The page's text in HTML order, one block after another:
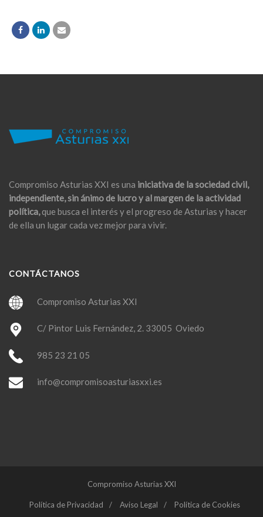
Compromiso Asturias XXI es una iniciativa de la sociedad civil,
independiente, sin ánimo de lucro y al margen de la actividad
política,que busca el interés y el progreso de Asturias y hacer
de ella un lugar cada vez mejor para vivir.
CONTÁCTANOS
Compromiso Asturias XXI
C/ Pintor Luis Fernández, 2. 33005 Oviedo
985 23 21 05
info@compromisoasturiasxxi.es
Compromiso Asturias XXI
Política de Privacidad Aviso Legal Política de Cookies